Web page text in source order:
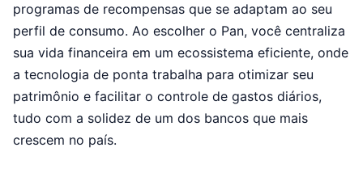
programas de recompensas que se adaptam ao seu
perfil de consumo. Ao escolher o Pan, você centraliza
sua vida financeira em um ecossistema eficiente, onde
a tecnologia de ponta trabalha para otimizar seu
patrimônio e facilitar o controle de gastos diários,
tudo com a solidez de um dos bancos que mais
crescem no país.